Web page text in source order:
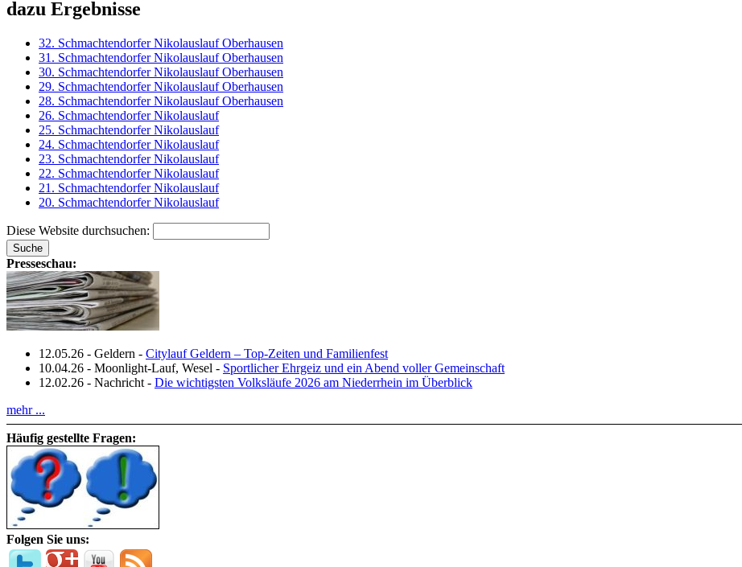
dazu Ergebnisse
32. Schmachtendorfer Nikolauslauf Oberhausen
31. Schmachtendorfer Nikolauslauf Oberhausen
30. Schmachtendorfer Nikolauslauf Oberhausen
29. Schmachtendorfer Nikolauslauf Oberhausen
28. Schmachtendorfer Nikolauslauf Oberhausen
26. Schmachtendorfer Nikolauslauf
25. Schmachtendorfer Nikolauslauf
24. Schmachtendorfer Nikolauslauf
23. Schmachtendorfer Nikolauslauf
22. Schmachtendorfer Nikolauslauf
21. Schmachtendorfer Nikolauslauf
20. Schmachtendorfer Nikolauslauf
Diese Website durchsuchen:
Presseschau:
12.05.26 - Geldern - Citylauf Geldern – Top‑Zeiten und Familienfest
10.04.26 - Moonlight-Lauf, Wesel - Sportlicher Ehrgeiz und ein Abend voller Gemeinschaft
12.02.26 - Nachricht - Die wichtigsten Volksläufe 2026 am Niederrhein im Überblick
mehr ...
Häufig gestellte Fragen:
Folgen Sie uns: